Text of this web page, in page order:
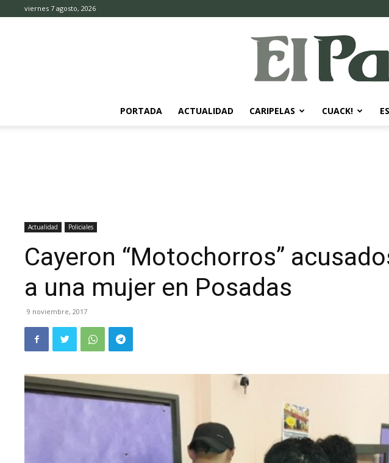
viernes 7 agosto, 2026
PORTADA ACTUALIDAD CARIPELAS CUACK!
Actualidad Policiales
Cayeron “Motochorros”
a una mujer en Posadas
9 noviembre, 2017